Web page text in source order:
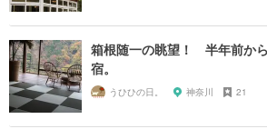
箱根随一の眺望！ 半年前か
宿。
うひひの日。 神奈川 21